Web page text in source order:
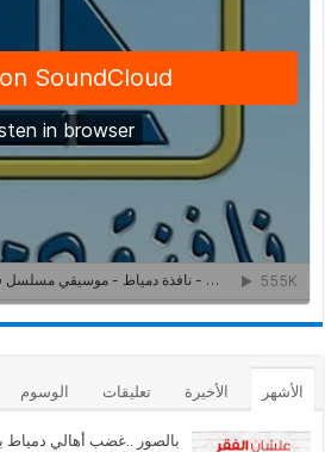
الأشهر الأخيرة تعليقات الوسوم
بالصور ..غضب أهالي